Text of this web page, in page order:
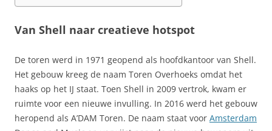
Van Shell naar creatieve hotspot
De toren werd in 1971 geopend als hoofdkantoor van Shell.
Het gebouw kreeg de naam Toren Overhoeks omdat het
haaks op het IJ staat. Toen Shell in 2009 vertrok, kwam er
ruimte voor een nieuwe invulling. In 2016 werd het gebouw
heropend als A’DAM Toren. De naam staat voor Amsterdam